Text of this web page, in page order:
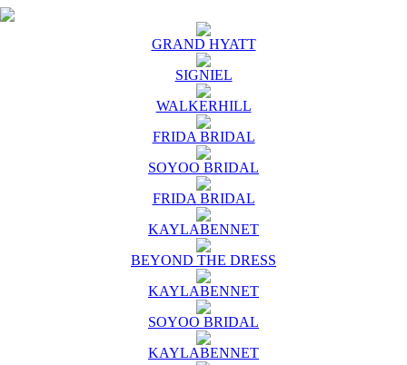
GRAND HYATT
SIGNIEL
WALKERHILL
FRIDA BRIDAL
SOYOO BRIDAL
FRIDA BRIDAL
KAYLABENNET
BEYOND THE DRESS
KAYLABENNET
SOYOO BRIDAL
KAYLABENNET